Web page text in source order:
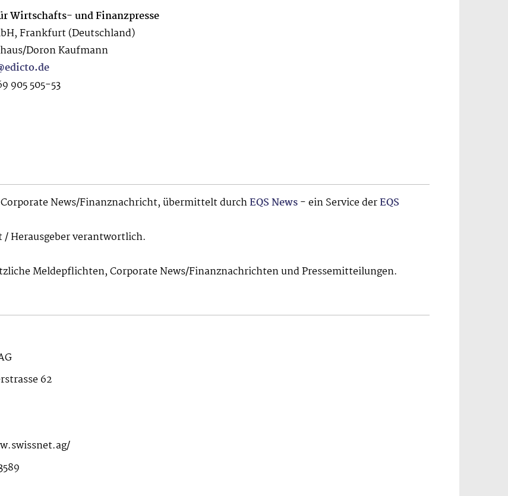
Wirtschafts- und Finanzpresse
Frankfurt (Deutschland)
Doron Kaufmann
905 505-53
News/Finanznachricht, übermittelt durchEQS News- ein Service derEQS
Herausgeber verantwortlich.
Meldepflichten, Corporate News/Finanznachrichten und Pressemitteilungen.
62